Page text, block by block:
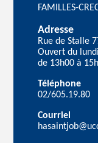
FAMILLES-
Adresse
Rue de Stalle
Ouvert du
de 13h00 à
Téléphone
02/605.19.80
Courriel